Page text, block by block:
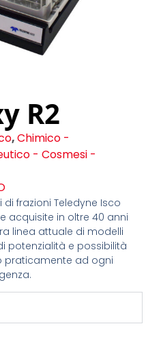
R2
,Chimico -
- Cosmesi -
frazioni Teledyne Isco
acquisite in oltre 40 anni
linea attuale di modelli
potenzialità e possibilità
praticamente ad ogni